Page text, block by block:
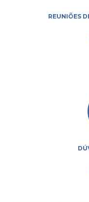
REUNIÕES